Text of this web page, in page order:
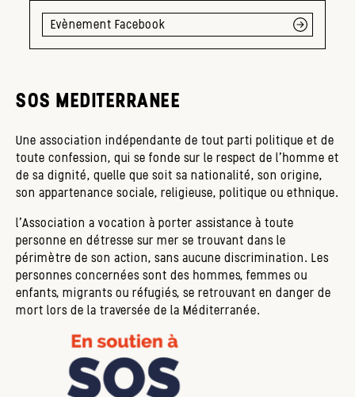
Evènement Facebook
SOS MEDITERRANEE
Une association indépendante de tout parti politique et de
toute confession, qui se fonde sur le respect de l’homme et
de sa dignité, quelle que soit sa nationalité, son origine,
son appartenance sociale, religieuse, politique ou ethnique.
l’Association a vocation à porter assistance à toute
personne en détresse sur mer se trouvant dans le
périmètre de son action, sans aucune discrimination. Les
personnes concernées sont des hommes, femmes ou
enfants, migrants ou réfugiés, se retrouvant en danger de
mort lors de la traversée de la Méditerranée.